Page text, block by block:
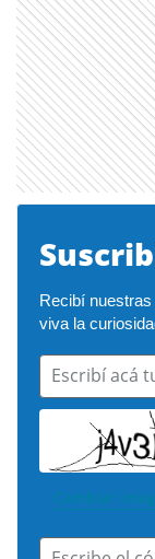
Recibí
viva la
Escribí acá
Cambiar